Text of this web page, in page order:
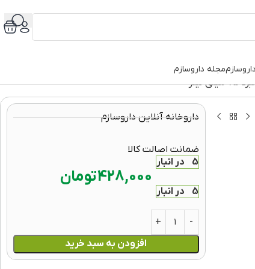
مجله داروسازم
داروخانه آنلاین داروسازم
ضمانت اصالت کالا
5 در انبار
428,000تومان
5 در انبار
افزودن به سبد خرید